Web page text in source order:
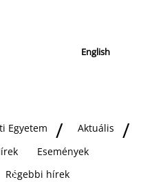
English
Egyetem
Aktuális
Események
Régebbi hírek